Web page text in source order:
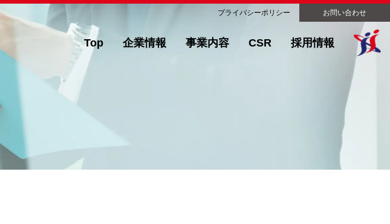
プライバシーポリシー お問い合わせ
Top 企業情報 事業内容 CSR 採用情報